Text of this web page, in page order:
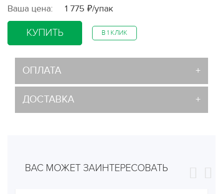
Ваша цена: 1 775 ₽/упак
КУПИТЬ В 1 КЛИК
ОПЛАТА
ДОСТАВКА
ВАС МОЖЕТ ЗАИНТЕРЕСОВАТЬ